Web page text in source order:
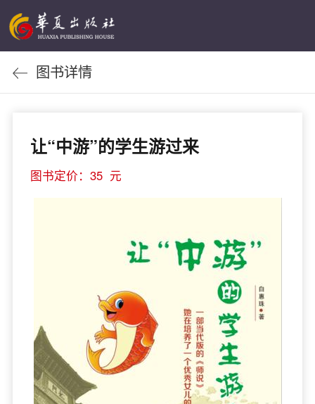
图书详情
让“中游”的学生游过来
图书定价：35 元